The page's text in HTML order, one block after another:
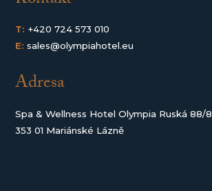
T: +420 724 573 010
E: sales@olympiahotel.eu
Adresa
Spa & Wellness Hotel Olympia Ruská 88/8
353 01 Mariánské Lázně